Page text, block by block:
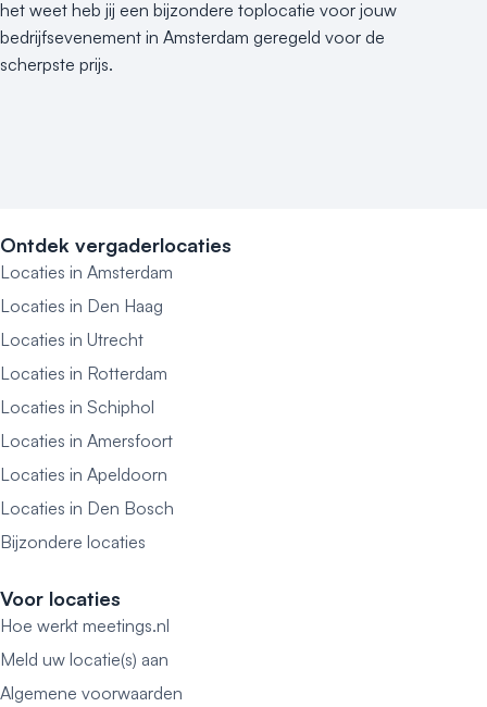
het weet heb jij een bijzondere toplocatie voor jouw
bedrijfsevenement in Amsterdam geregeld voor de
scherpste prijs.
Ontdek vergaderlocaties
Locaties in Amsterdam
Locaties in Den Haag
Locaties in Utrecht
Locaties in Rotterdam
Locaties in Schiphol
Locaties in Amersfoort
Locaties in Apeldoorn
Locaties in Den Bosch
Bijzondere locaties
Voor locaties
Hoe werkt meetings.nl
Meld uw locatie(s) aan
Algemene voorwaarden